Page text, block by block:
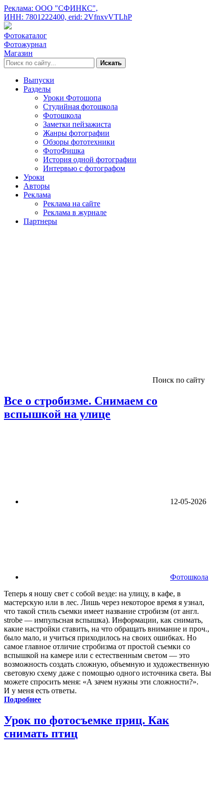
Реклама: ООО "СФИНКС",
ИНН: 7801222400, erid: 2VfnxvVTLhP
Фотокаталог
Фотожурнал
Магазин
Искать
Выпуски
Разделы
Уроки Фотошопа
Студийная фотошкола
Фотошкола
Заметки пейзажиста
Жанры фотографии
Обзоры фототехники
ФотоФишка
История одной фотографии
Интервью с фотографом
Уроки
Авторы
Реклама
Реклама на сайте
Реклама в журнале
Партнеры
Поиск по сайту
Все о стробизме. Снимаем со
вспышкой на улице
12-05-2026
Фотошкола
Теперь я ношу свет с собой везде: на улицу, в кафе, в
мастерскую или в лес. Лишь через некоторое время я узнал,
что такой стиль съемки имеет название стробизм (от англ.
strobe — импульсная вспышка). Информации, как снимать,
какие настройки ставить, на что обращать внимание и проч.,
было мало, и учиться приходилось на своих ошибках. Но
самое главное отличие стробизма от простой съемки со
вспышкой на камере или с естественным светом — это
возможность создать сложную, объемную и художественную
световую схему даже с помощью одного источника света. Вы
можете спросить меня: «А зачем нужны эти сложности?».
И у меня есть ответы.
Подробнее
Урок по фотосъемке приц. Как
снимать птиц